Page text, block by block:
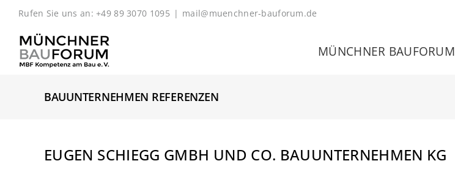
Zum
springen
Rufen Sie uns an: +49 89 3070 1095 | mail@muenchner-bauforum.de
MÜNCHNER BAUFORUM
BAUUNTERNEHMEN REFERENZEN
EUGEN SCHIEGG GMBH UND CO. BAUUNTERNEHMEN KG